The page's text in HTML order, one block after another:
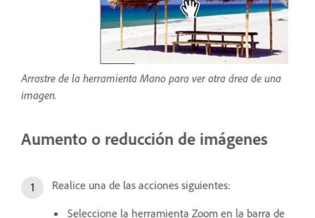
Arrastre de la herramienta Mano para ver otra área de una
imagen.
Aumento o reducción de imágenes
Realice una de las acciones siguientes:
Seleccione la herramienta Zoom en la barra de